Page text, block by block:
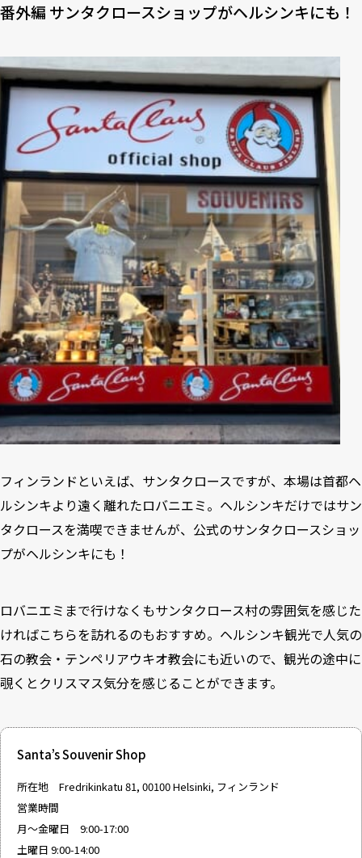
番外編 サンタクロースショップがヘルシンキにも！
フィンランドといえば、サンタクロースですが、本場は首都ヘ
ルシンキより遠く離れたロバニエミ。ヘルシンキだけではサン
タクロースを満喫できませんが、公式のサンタクロースショッ
プがヘルシンキにも！
ロバニエミまで行けなくもサンタクロース村の雰囲気を感じた
ければこちらを訪れるのもおすすめ。ヘルシンキ観光で人気の
石の教会・ テンペリアウキオ教会にも近いので、観光の途中に
覗くとクリスマス気分を感じることができます。
Santa’s Souvenir Shop
所在地 Fredrikinkatu 81, 00100 Helsinki, フィンランド
営業時間
月〜金曜日 9:00-17:00
土曜日 9:00-14:00